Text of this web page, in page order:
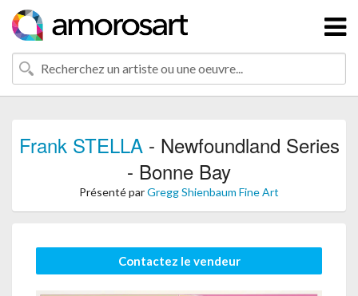
Frank STELLA- Newfoundland Series
- Bonne Bay
Présenté parGregg Shienbaum Fine Art
Contactez le vendeur